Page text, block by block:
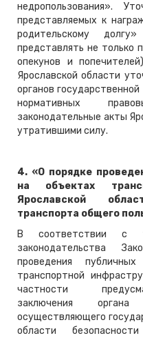
недропользования».
представляемых к
родительскому
представлять не только
опекунов и
Ярославской области
органов
нормативных
законодательные акты
утратившими силу.
4. «О порядке
на объектах
Ярославской
транспорта общего
В соответствии с
законодательства
проведения
транспортной
частности
заключения органа
осуществляющего
области